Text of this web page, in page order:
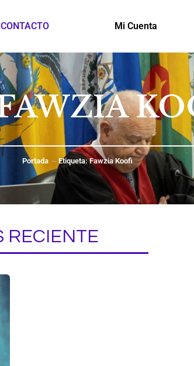
CONTACTO Mi Cuenta
Portada Etiqueta: Fawzia Koofi
RECIENTE